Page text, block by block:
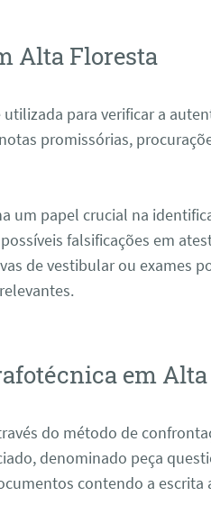
Alta Floresta
para verificar a
promissórias,
um papel crucial na
falsificações em
de vestibular ou exames
em
do método de
denominado peça
contendo a escrita